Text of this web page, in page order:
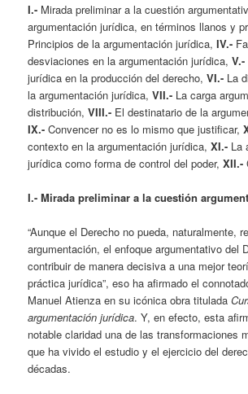
I.- Mirada preliminar a la cuestión
argumentación jurídica, en términos llanos y
Principios de la argumentación jurídica,IV.-
desviaciones en la argumentación jurídica,V.-
jurídica en la producción del derecho, VI.- La
la argumentación jurídica, VII.- La carga
distribución, VIII.- El destinatario de la
IX.-Convencer no es lo mismo que justificar,
contexto en la argumentación jurídica, XI.- La
jurídica como forma de control del poder, XII.-
I.- Mirada preliminar a la cuestión
“Aunque el Derecho no pueda, naturalmente,
argumentación, el enfoque argumentativo del
contribuir de manera decisiva a una mejor
práctica jurídica”, eso ha afirmado el
Manuel Atienza en su icónica obra titulada
argumentación jurídica. Y, en efecto, esta
notable claridad una de las transformaciones
que ha vivido el estudio y el ejercicio del
décadas.